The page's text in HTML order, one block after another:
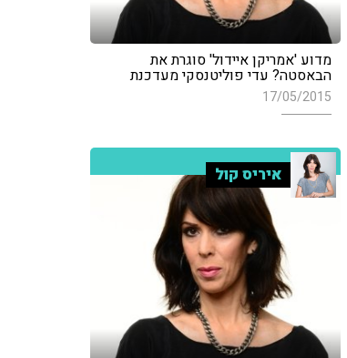
מדוע 'אמריקן איידול' סוגרת את
הבאסטה? עדי פוליטנסקי מעדכנת
17/05/2015
איריס קול